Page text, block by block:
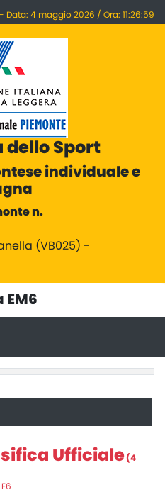
4 maggio 2026 / Ora: 11:26:59
dello Sport
individuale e
n.
(VB025) -
EM6
Ufficiale (4